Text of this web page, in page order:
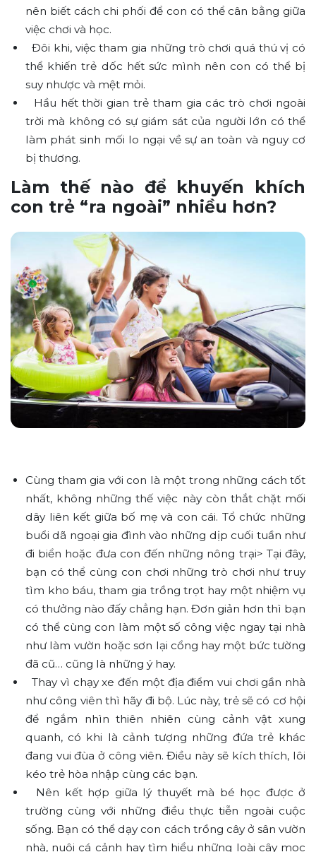
nên biết cách chi phối để con có thể cân bằng giữa
việc chơi và học.
Đôi khi, việc tham gia những trò chơi quá thú vị có
thể khiến trẻ dốc hết sức mình nên con có thể bị
suy nhược và mệt mỏi.
Hầu hết thời gian trẻ tham gia các trò chơi ngoài
trời mà không có sự giám sát của người lớn có thể
làm phát sinh mối lo ngại về sự an toàn và nguy cơ
bị thương.
Làm thế nào để khuyến khích
con trẻ “ra ngoài” nhiều hơn?
Cùng tham gia với con là một trong những cách tốt
nhất, không những thế việc này còn thắt chặt mối
dây liên kết giữa bố mẹ và con cái. Tổ chức những
buổi dã ngoại gia đình vào những dịp cuối tuần như
đi biển hoặc đưa con đến những nông trại> Tại đây,
bạn có thể cùng con chơi những trò chơi như truy
tìm kho báu, tham gia trồng trọt hay một nhiệm vụ
có thưởng nào đấy chẳng hạn. Đơn giản hơn thì bạn
có thể cùng con làm một số công việc ngay tại nhà
như làm vườn hoặc sơn lại cổng hay một bức tường
đã cũ… cũng là những ý hay.
Thay vì chạy xe đến một địa điểm vui chơi gần nhà
như công viên thì hãy đi bộ. Lúc này, trẻ sẽ có cơ hội
để ngắm nhìn thiên nhiên cùng cảnh vật xung
quanh, có khi là cảnh tượng những đứa trẻ khác
đang vui đùa ở công viên. Điều này sẽ kích thích, lôi
kéo trẻ hòa nhập cùng các bạn.
Nên kết hợp giữa lý thuyết mà bé học được ở
trường cùng với những điều thực tiễn ngoài cuộc
sống. Bạn có thể dạy con cách trồng cây ở sân vườn
nhà, nuôi cá cảnh hay tìm hiểu những loài cây mọc